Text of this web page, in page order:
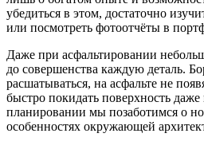
убедиться в этом, достаточно
или посмотреть фотоотчёты в
Даже при асфальтировании
до совершенства каждую деталь.
расшатываться, на асфальте не
быстро покидать поверхность
планировании мы позаботимся о
особенностях окружающей